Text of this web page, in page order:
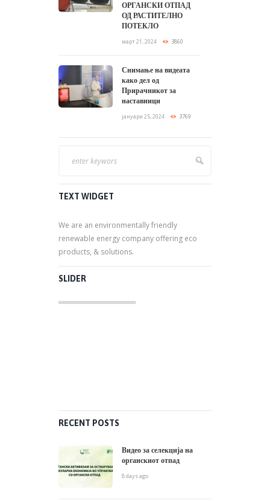
ОРГАНСКИ ОТПАД
ОД РАСТИТЕЛНО
ПОТЕКЛО
март 21, 2024 3860
Снимање на видеата
како дел од
Прирачникот за
наставници
јануари 25, 2024 3769
TEXT WIDGET
We are an environmentally friendly
renewable energy company offering eco
products, & solutions.
SLIDER
RECENT POSTS
Видео за селекција на
органскиот отпад
8 days ago